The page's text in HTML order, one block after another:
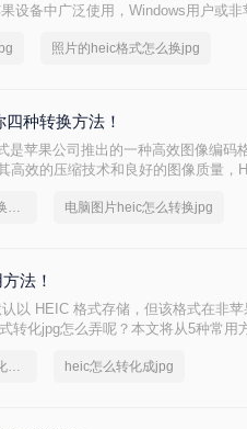
设备中广泛使用，Windows用户或非
JPG的方法。照片的heic格式怎么换jpg
种转换方法！
是苹果公司推出的一种高效图像编码
高效的压缩技术和良好的图像质量，
heic图片更换格式呢？本文将介绍四
电脑上如何把heic图片更换格式 电脑图片heic怎么转换jpg
法！
以 HEIC 格式存储，但该格式在非苹
转化jpg怎么弄呢？本文将从5种常用
苹果图片heic格式怎么转化成jpg heic怎么转化成jpg